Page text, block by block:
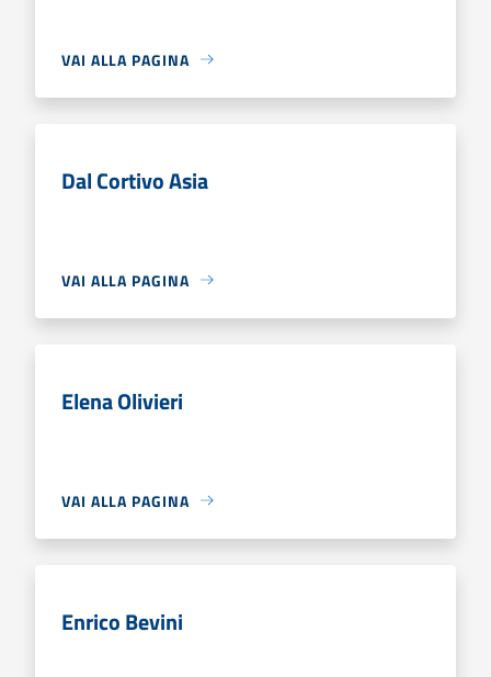
VAI ALLA PAGINA
Dal Cortivo Asia
VAI ALLA PAGINA
Elena Olivieri
VAI ALLA PAGINA
Enrico Bevini